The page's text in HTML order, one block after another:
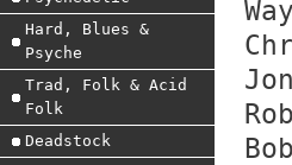
Hard, Blues &
Psyche
Trad, Folk & Acid
Folk
Deadstock